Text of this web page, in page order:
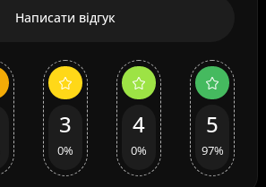
Написати відгук
3
0%
4
0%
5
97%